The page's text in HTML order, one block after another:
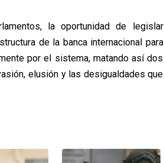
la oportunidad de legislar
de la banca internacional para
por el sistema, matando así dos
elusión y las desigualdades que